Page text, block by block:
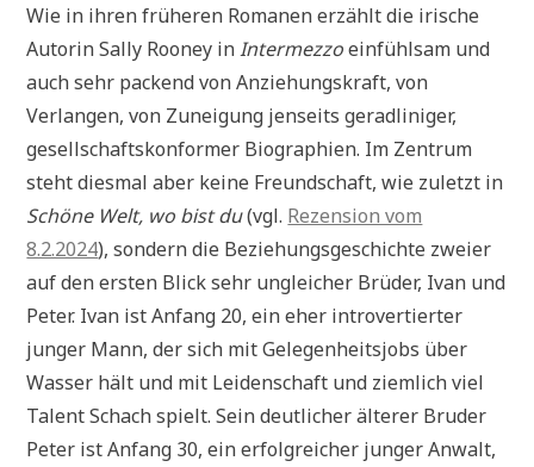
Wie in ihren früheren Romanen erzählt die irische
Autorin Sally Rooney inIntermezzoeinfühlsam und
auch sehr packend von Anziehungskraft, von
Verlangen, von Zuneigung jenseits geradliniger,
gesellschaftskonformer Biographien. Im Zentrum
steht diesmal aber keine Freundschaft, wie zuletzt in
Schöne Welt, wo bist du(vgl. Rezension vom
8.2.2024), sondern die Beziehungsgeschichte zweier
auf den ersten Blick sehr ungleicher Brüder, Ivan und
Peter. Ivan ist Anfang 20, ein eher introvertierter
junger Mann, der sich mit Gelegenheitsjobs über
Wasser hält und mit Leidenschaft und ziemlich viel
Talent Schach spielt. Sein deutlicher älterer Bruder
Peter ist Anfang 30, ein erfolgreicher junger Anwalt,